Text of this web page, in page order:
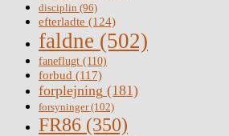
disciplin (96)
efterladte (124)
faldne (502)
faneflugt (110)
forbud (117)
forplejning (181)
forsyninger(102)
FR86 (350)